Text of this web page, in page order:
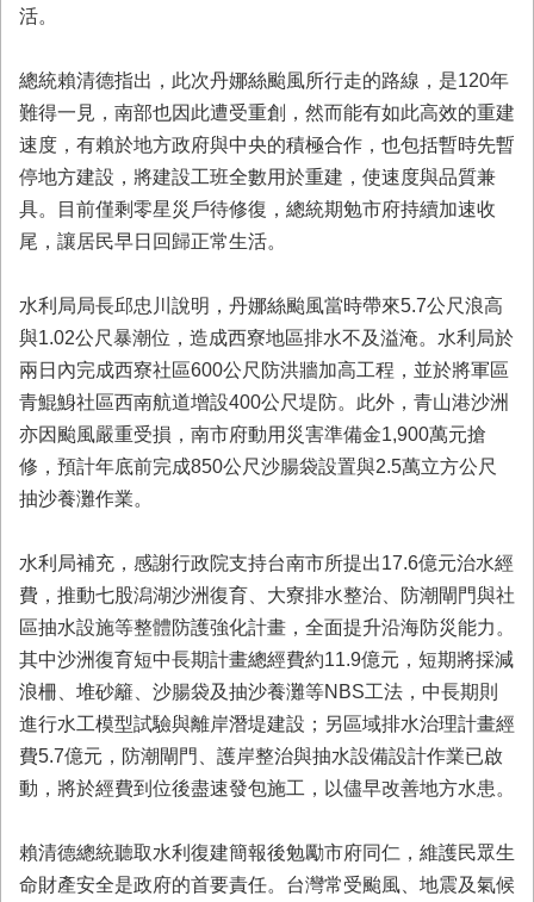
務
網
站
導
覽
回
首
頁
府
首
頁
活。
總統賴清德指出，此次丹娜絲颱風所行走的路線，是120年
難得一見，南部也因此遭受重創，然而能有如此高效的重建
速度，有賴於地方政府與中央的積極合作，也包括暫時先暫
停地方建設，將建設工班全數用於重建，使速度與品質兼
具。目前僅剩零星災戶待修復，總統期勉市府持續加速收
尾，讓居民早日回歸正常生活。
水利局局長邱忠川說明，丹娜絲颱風當時帶來5.7公尺浪高
與1.02公尺暴潮位，造成西寮地區排水不及溢淹。水利局於
兩日內完成西寮社區600公尺防洪牆加高工程，並於將軍區
青鯤鯓社區西南航道增設400公尺堤防。此外，青山港沙洲
亦因颱風嚴重受損，南市府動用災害準備金1,900萬元搶
修，預計年底前完成850公尺沙腸袋設置與2.5萬立方公尺
抽沙養灘作業。
水利局補充，感謝行政院支持台南市所提出17.6億元治水經
費，推動七股潟湖沙洲復育、大寮排水整治、防潮閘門與社
區抽水設施等整體防護強化計畫，全面提升沿海防災能力。
其中沙洲復育短中長期計畫總經費約11.9億元，短期將採減
浪柵、堆砂籬、沙腸袋及抽沙養灘等NBS工法，中長期則
進行水工模型試驗與離岸潛堤建設；另區域排水治理計畫經
費5.7億元，防潮閘門、護岸整治與抽水設備設計作業已啟
動，將於經費到位後盡速發包施工，以儘早改善地方水患。
賴清德總統聽取水利復建簡報後勉勵市府同仁，維護民眾生
命財產安全是政府的首要責任。台灣常受颱風、地震及氣候